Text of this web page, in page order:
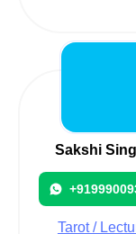
Sakshi
Tarot /